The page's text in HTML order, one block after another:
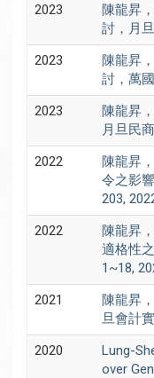
2023
陳龍昇
討，月
2023
陳龍昇
討，萬
2023
陳龍昇
月旦民
2022
陳龍昇
令之影
203,
2022
陳龍昇
適格性
1~18,
2021
陳龍昇
旦會計
2020
Lung-
over